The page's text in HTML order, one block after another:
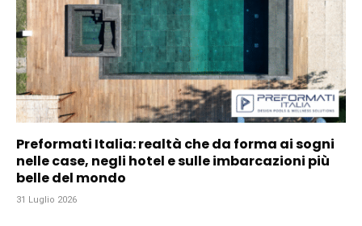
Preformati Italia: realtà che da forma ai sogni
nelle case, negli hotel e sulle imbarcazioni più
belle del mondo
31 Luglio 2026